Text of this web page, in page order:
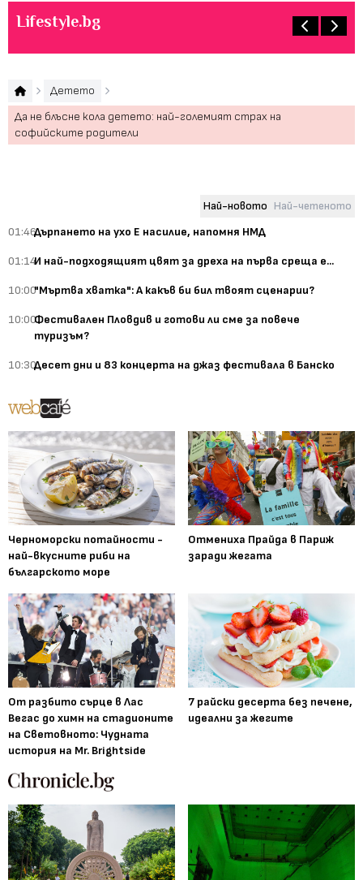
Lifestyle.bg
Детето
Да не блъсне кола детето: най-големият страх на
софийските родители
Най-новото Най-четеното
01:46Дърпането на ухо Е насилие, напомня НМД
01:14И най-подходящият цвят за дреха на първа среща е...
10:00"Мъртва хватка": А какъв би бил твоят сценарии?
10:00Фестивален Пловдив и готови ли сме за повече
туризъм?
10:30Десет дни и 83 концерта на джаз фестивала в Банско
Черноморски потайности -
най-вкусните риби на
българското море
Отмениха Прайда в Париж
заради жегата
От разбито сърце в Лас
Вегас до химн на стадионите
на Световното: Чудната
история на Mr. Brightside
7 райски десерта без печене,
идеални за жегите